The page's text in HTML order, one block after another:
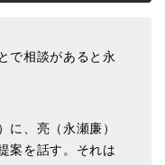
で相談があると永
に、亮（永瀬廉）
案を話す。それは